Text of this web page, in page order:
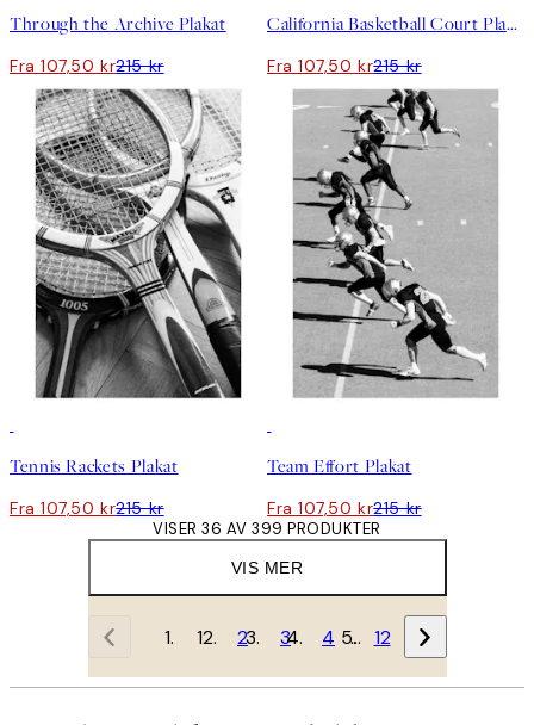
Through the Archive Plakat
Fra 107,50 kr215 kr
California Basketball Court Plakat
Fra 107,50 kr215 kr
Tennis Rackets Plakat
Fra 107,50 kr215 kr
Team Effort Plakat
Fra 107,50 kr215 kr
VIS MER
VISER 36 AV 399 PRODUKTER
1 2 3 4 … 12